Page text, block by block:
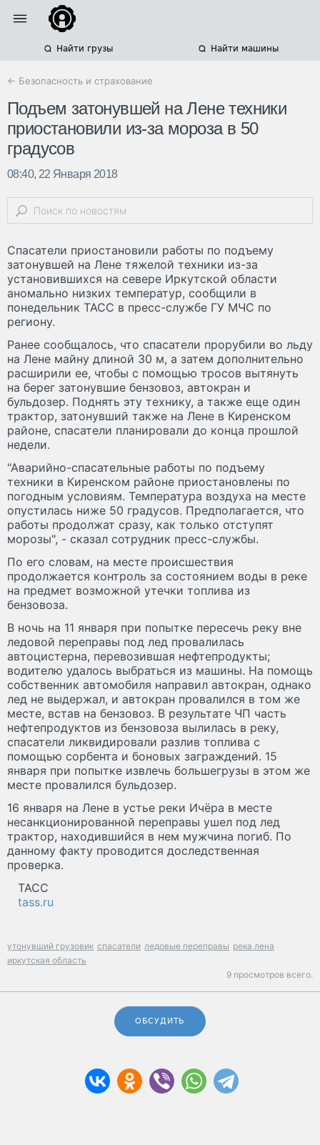
Найти грузы Найти машины
← Безопасность и страхование
Подъем затонувшей на Лене техники
приостановили из-за мороза в 50
градусов
08:40, 22 Января 2018
Спасатели приостановили работы по подъему
затонувшей на Лене тяжелой техники из-за
установившихся на севере Иркутской области
аномально низких температур, сообщили в
понедельник ТАСС в пресс-службе ГУ МЧС по
региону.
Ранее сообщалось, что спасатели прорубили во льду
на Лене майну длиной 30 м, а затем дополнительно
расширили ее, чтобы с помощью тросов вытянуть
на берег затонувшие бензовоз, автокран и
бульдозер. Поднять эту технику, а также еще один
трактор, затонувший также на Лене в Киренском
районе, спасатели планировали до конца прошлой
недели.
"Аварийно-спасательные работы по подъему
техники в Киренском районе приостановлены по
погодным условиям. Температура воздуха на месте
опустилась ниже 50 градусов. Предполагается, что
работы продолжат сразу, как только отступят
морозы", - сказал сотрудник пресс-службы.
По его словам, на месте происшествия
продолжается контроль за состоянием воды в реке
на предмет возможной утечки топлива из
бензовоза.
В ночь на 11 января при попытке пересечь реку вне
ледовой переправы под лед провалилась
автоцистерна, перевозившая нефтепродукты;
водителю удалось выбраться из машины. На помощь
собственник автомобиля направил автокран, однако
лед не выдержал, и автокран провалился в том же
месте, встав на бензовоз. В результате ЧП часть
нефтепродуктов из бензовоза вылилась в реку,
спасатели ликвидировали разлив топлива с
помощью сорбента и боновых заграждений. 15
января при попытке извлечь большегрузы в этом же
месте провалился бульдозер.
16 января на Лене в устье реки Ичёра в месте
несанкционированной переправы ушел под лед
трактор, находившийся в нем мужчина погиб. По
данному факту проводится доследственная
проверка.
ТАСС
tass.ru
утонувший грузовик спасатели ледовые переправы река лена
иркутская область
9 просмотров всего.
ОБСУДИТЬ